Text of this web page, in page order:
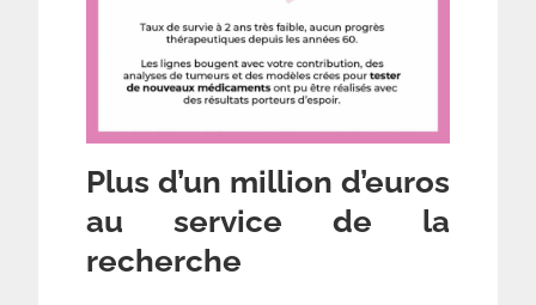
Plus d’un million d’euros
au service de la
recherche